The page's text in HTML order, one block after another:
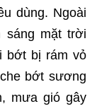
dùng. Ngoài
sáng mặt trời
bớt bị rám vỏ
bớt sương
mưa gió gây